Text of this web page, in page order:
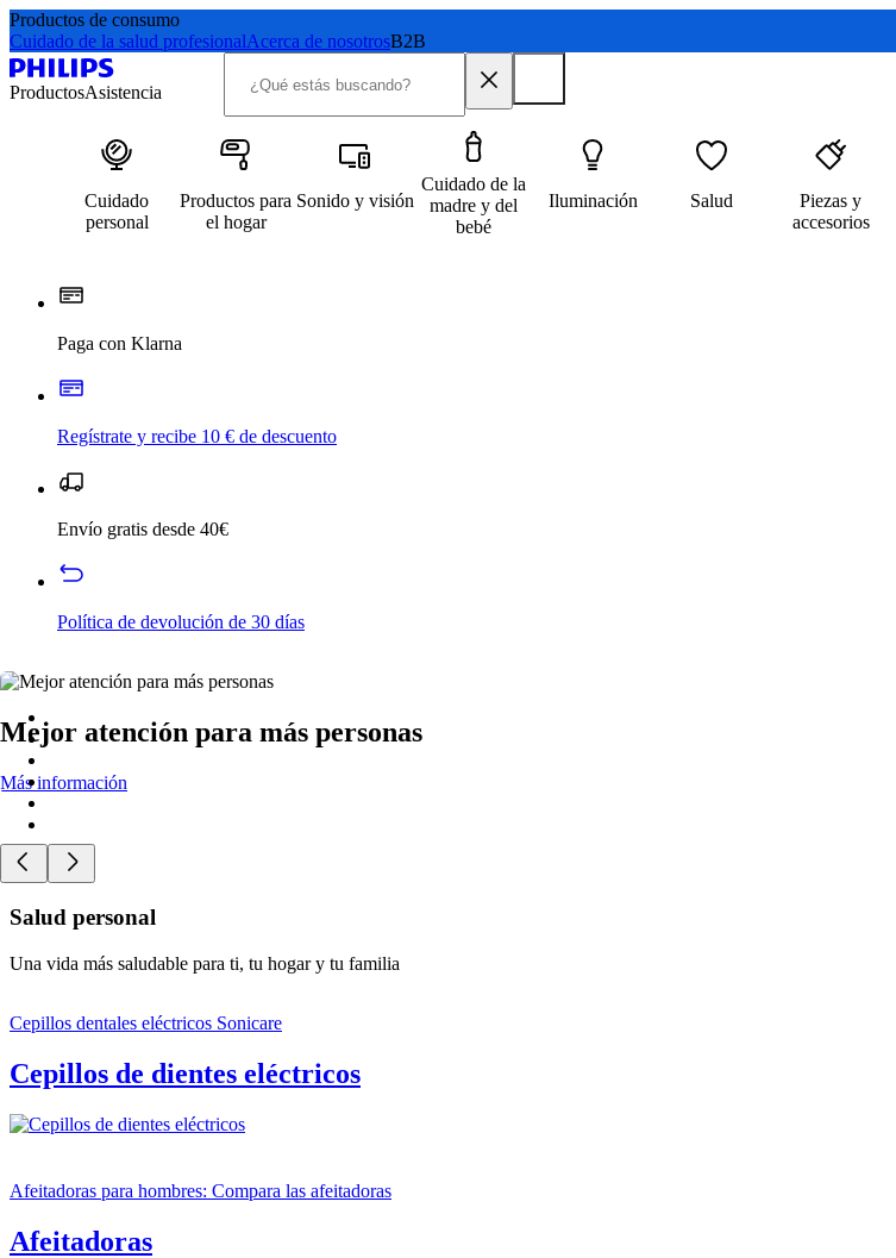
Productos de consumo
Cuidado de la salud profesionalAcerca de nosotrosB2B
ProductosAsistencia
Cuidado
personal
Productos para
el hogar
Sonido y visión
Cuidado de la
madre y del
bebé
Iluminación Salud
Piezas y
accesorios
Paga con Klarna
Regístrate y recibe 10 € de descuento
Envío gratis desde 40€
Política de devolución de 30 días
Mejor atención para más personas
Más información
Salud personal
Una vida más saludable para ti, tu hogar y tu familia
Cepillos dentales eléctricos Sonicare
Cepillos de dientes eléctricos
Afeitadoras para hombres: Compara las afeitadoras
Afeitadoras